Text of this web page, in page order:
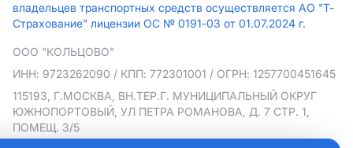
владельцев транспортных средств осуществляется АО "Т-
Страхование" лицензии ОС № 0191-03 от 01.07.2024 г.
ООО "КОЛЬЦОВО"
ИНН: 9723262090 / КПП: 772301001 / ОГРН: 1257700451645
115193, Г.МОСКВА, ВН.ТЕР.Г. МУНИЦИПАЛЬНЫЙ ОКРУГ
ЮЖНОПОРТОВЫЙ, УЛ ПЕТРА РОМАНОВА, Д. 7 СТР. 1,
ПОМЕЩ. 3/5